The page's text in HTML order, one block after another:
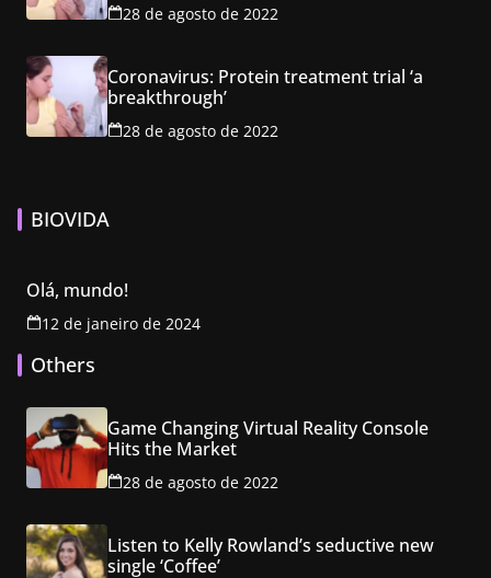
28 de agosto de 2022
Coronavirus: Protein treatment trial ‘a
breakthrough’
28 de agosto de 2022
BIOVIDA
Olá, mundo!
12 de janeiro de 2024
Others
Game Changing Virtual Reality Console
Hits the Market
28 de agosto de 2022
Listen to Kelly Rowland’s seductive new
single ‘Coffee’